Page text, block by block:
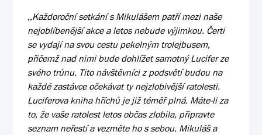
,,Každoroční setkání s Mikulášem patří mezi naše
nejoblíbenější akce a letos nebude výjimkou. Čerti
se vydají na svou cestu pekelným trolejbusem,
přičemž nad nimi bude dohlížet samotný Lucifer ze
svého trůnu. Tito návštěvníci z podsvětí budou na
každé zastávce očekávat ty nejzlobivější ratolesti.
Luciferova kniha hříchůje již téměřplná. Máte-li za
to, že vaše ratolest letos občas zlobila, připravte
seznam neřestí a vezměte ho s sebou. Mikuláš a